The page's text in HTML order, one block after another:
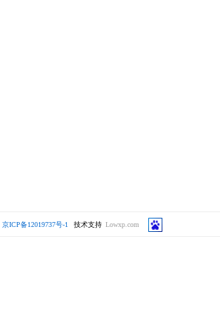
京ICP备12019737号-1 技术支持 Lowxp.com